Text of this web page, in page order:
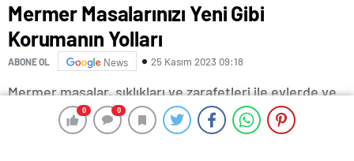
0 0
Mermer Masalarınızı Yeni Gibi
Korumanın Yolları
ABONE OL News 25 Kasım 2023 09:18
0 0
Mermer masalar, şıklıkları ve zarafetleri ile evlerde ve
iş yerlerinde yaygın olarak tercih edilen öğelerden
biridir. Ancak bu güzel taş yüzeyler, zamanla